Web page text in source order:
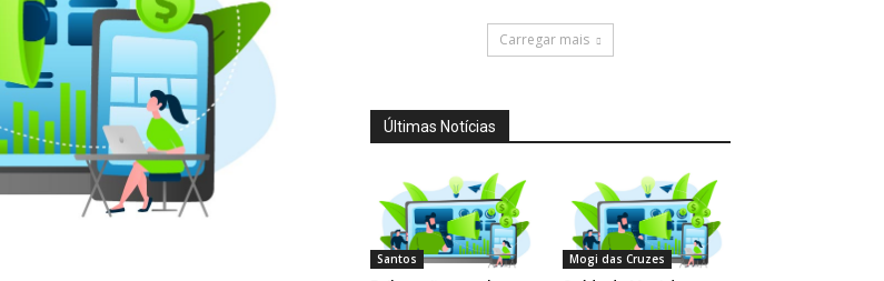
Carregar mais
Últimas Notícias
Santos Mogi das Cruzes